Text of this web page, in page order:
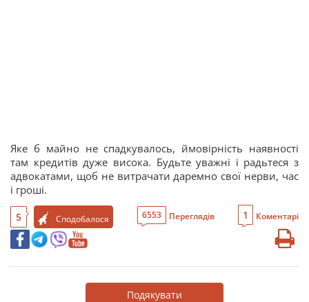
Яке б майно не спадкувалось, ймовірність наявності
там кредитів дуже висока. Будьте уважні і радьтеся з
адвокатами, щоб не витрачати даремно свої нерви, час
і гроші.
5 Сподобалося 6553 Переглядів 1 Коментарі
Подякувати